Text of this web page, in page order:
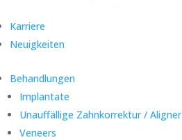
Karriere
Neuigkeiten
Behandlungen
Implantate
Unauffällige Zahnkorrektur / Aligner
Veneers